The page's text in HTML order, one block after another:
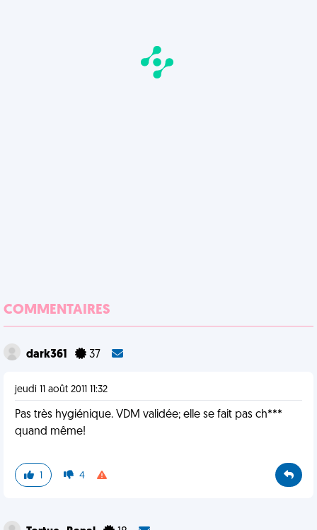
COMMENTAIRES
dark361 37
jeudi 11 août 2011 11:32
Pas très hygiénique. VDM validée; elle se fait pas ch***
quand même!
1 4